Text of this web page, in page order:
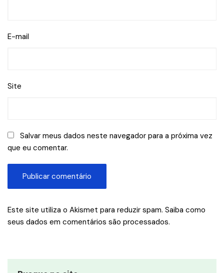
E-mail
Site
Salvar meus dados neste navegador para a próxima vez
que eu comentar.
Este site utiliza o Akismet para reduzir spam. Saiba como
seus dados em comentários são processados.